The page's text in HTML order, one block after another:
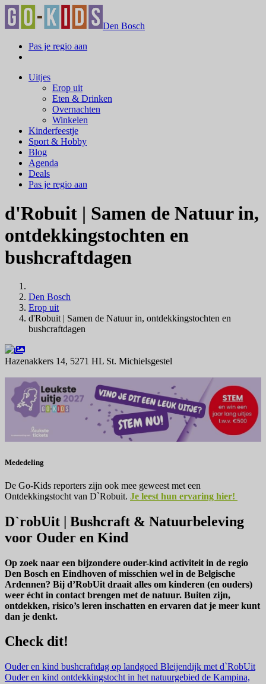
Den Bosch
Pas je regio aan
Uitjes
Erop uit
Eten & Drinken
Overnachten
Winkelen
Kinderfeestje
Sport & Hobby
Blog
Agenda
Deals
Pas je regio aan
d'Robuit | Samen de Natuur in,
ontdekkingstochten en
bushcraftdagen
Den Bosch
Erop uit
d'Robuit | Samen de Natuur in, ontdekkingstochten en
bushcraftdagen
Hazenakkers 14, 5271 HL St. Michielsgestel
Mededeling
De Go-Kids reporters zijn ook mee geweest met een
Ontdekkingstocht van D`Robuit. Je leest hun ervaring hier!
D`robUit | Bushcraft & Natuurbeleving
voor Ouder en Kind
Op zoek naar een bijzondere ouder-kind activiteit in de regio
Den Bosch en Eindhoven of misschien wel in de Belgische
Ardennen? Bij d’RobUit draait alles om kinderen (en ouders)
weer écht in contact brengen met de natuur. Buiten zijn,
ontdekken, risico’s leren inschatten en ervaren dat je meer kunt
dan je denkt.
Check dit!
Ouder en kind bushcraftdag op landgoed Bleijendijk met d`RobUit
Ouder en kind ontdekkingstocht in het natuurgebied de Kampina,